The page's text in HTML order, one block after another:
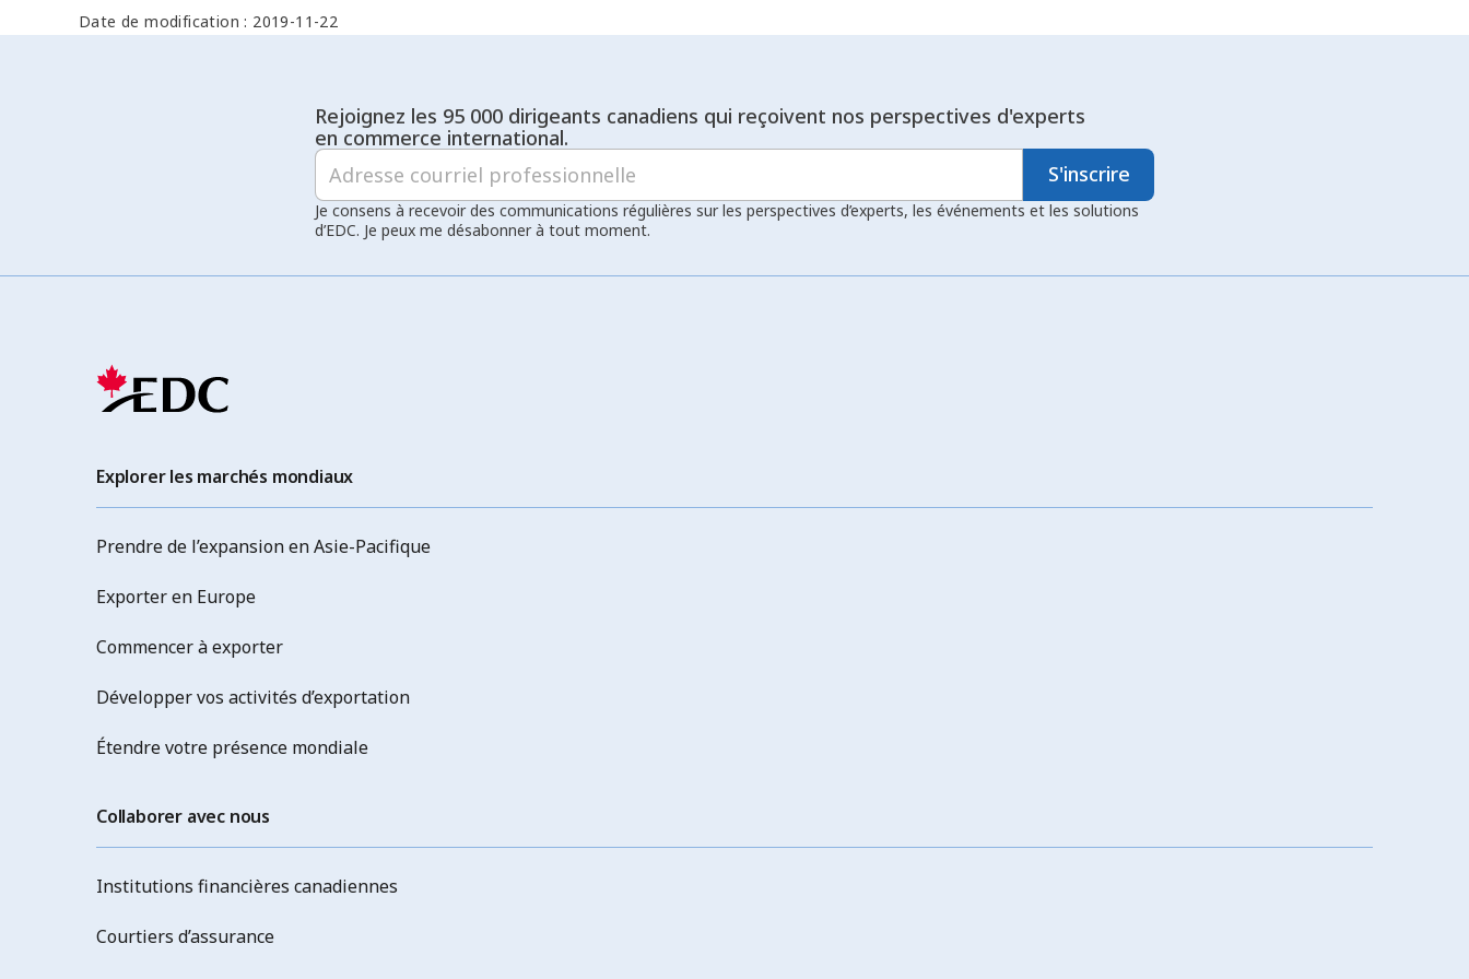
exportateurs et les secteurs canadiens à déployer
Date de modification : 2019-11-22
Rejoignez les 95 000 dirigeants canadiens qui reçoivent nos perspectives d'experts
en commerce international.
S'inscrire
Je consens à recevoir des communications régulières sur les perspectives d’experts, les événements et les solutions
d’EDC. Je peux me désabonner à tout moment.
Explorer les marchés mondiaux
Prendre de l’expansion en Asie-Pacifique
Exporter en Europe
Commencer à exporter
Développer vos activités d’exportation
Étendre votre présence mondiale
Collaborer avec nous
Institutions financières canadiennes
Courtiers d’assurance